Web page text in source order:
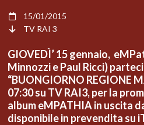
15/01/2015
TV RAI 3
GIOVEDÌ’ 15 gennaio,
Minnozzi e Paul Ricci)
“BUONGIORNO REGIONE
07:30 su TV RAI3, per la
album eMPATHIA in uscita
disponibile in prevendita su